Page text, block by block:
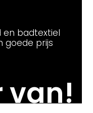
en badtextiel
goede prijs
van!